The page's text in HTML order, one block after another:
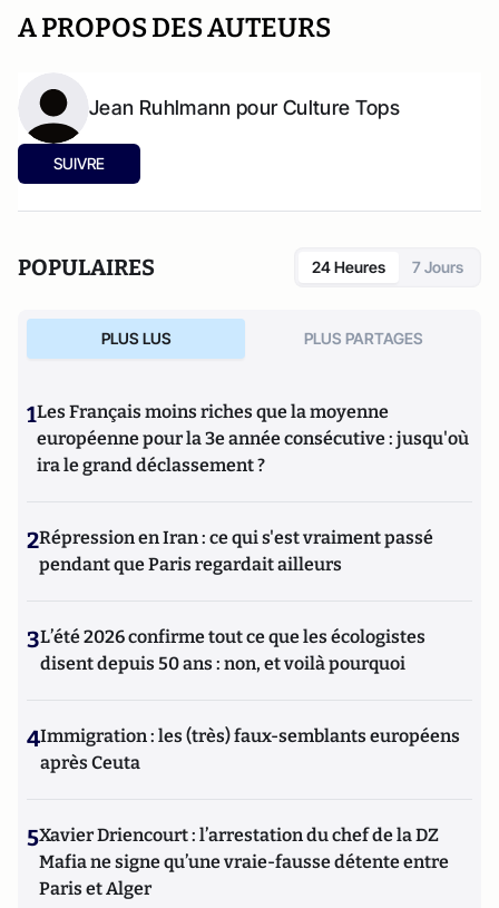
A PROPOS DES AUTEURS
Jean Ruhlmann pour Culture Tops
SUIVRE
POPULAIRES 24 Heures 7 Jours
PLUS LUS PLUS PARTAGES
1Les Français moins riches que la moyenne
européenne pour la 3e année consécutive : jusqu'où
ira le grand déclassement ?
2Répression en Iran : ce qui s'est vraiment passé
pendant que Paris regardait ailleurs
3L’été 2026 confirme tout ce que les écologistes
disent depuis 50 ans : non, et voilà pourquoi
4Immigration : les (très) faux-semblants européens
après Ceuta
5Xavier Driencourt : l’arrestation du chef de la DZ
Mafia ne signe qu’une vraie-fausse détente entre
Paris et Alger